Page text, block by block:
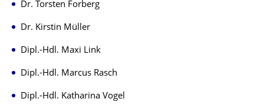
Dr. Torsten Forberg
Dr. Kirstin Müller
Dipl.-Hdl. Maxi Link
Dipl.-Hdl. Marcus Rasch
Dipl.-Hdl. Katharina Vogel